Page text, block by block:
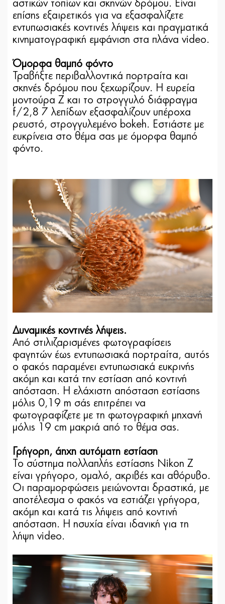
αστικών τοπίων και σκηνών δρόμου. Είναι
επίσης εξαιρετικός για να εξασφαλίζετε
εντυπωσιακές κοντινές λήψεις και πραγματικά
κινηματογραφική εμφάνιση στα πλάνα video.
Όμορφα θαμπό φόντο
Τραβήξτε περιβαλλοντικά πορτραίτα και
σκηνές δρόμου που ξεχωρίζουν. Η ευρεία
μοντούρα Z και το στρογγυλό διάφραγμα
f/2,8 7 λεπίδων εξασφαλίζουν υπέροχα
ρευστό, στρογγυλεμένο bokeh. Εστιάστε με
ευκρίνεια στο θέμα σας με όμορφα θαμπό
φόντο.
Δυναμικές κοντινές λήψεις.
Από στιλιζαρισμένες φωτογραφίσεις
φαγητών έως εντυπωσιακά πορτραίτα, αυτός
ο φακός παραμένει εντυπωσιακά ευκρινής
ακόμη και κατά την εστίαση από κοντινή
απόσταση. Η ελάχιστη απόσταση εστίασης
μόλις 0,19 m σάς επιτρέπει να
φωτογραφίζετε με τη φωτογραφική μηχανή
μόλις 19 cm μακριά από το θέμα σας.
Γρήγορη, άηχη αυτόματη εστίαση
Το σύστημα πολλαπλής εστίασης Nikon Z
είναι γρήγορο, ομαλό, ακριβές και αθόρυβο.
Οι παραμορφώσεις μειώνονται δραστικά, με
αποτέλεσμα ο φακός να εστιάζει γρήγορα,
ακόμη και κατά τις λήψεις από κοντινή
απόσταση. Η ησυχία είναι ιδανική για τη
λήψη video.